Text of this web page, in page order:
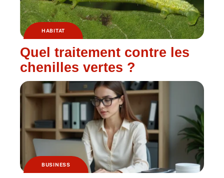
HABITAT
Quel traitement contre les
chenilles vertes ?
BUSINESS